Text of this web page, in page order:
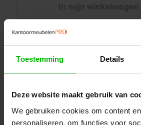
Toestemming Details
Deze website maakt gebruik van
We gebruiken cookies om content
personaliseren, om functies voor
aantal